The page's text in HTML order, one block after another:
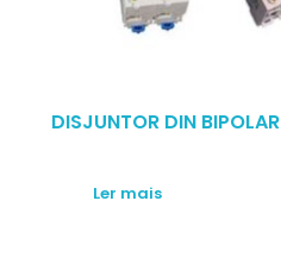
DISJUNTOR DIN BIPOLAR
Ler mais